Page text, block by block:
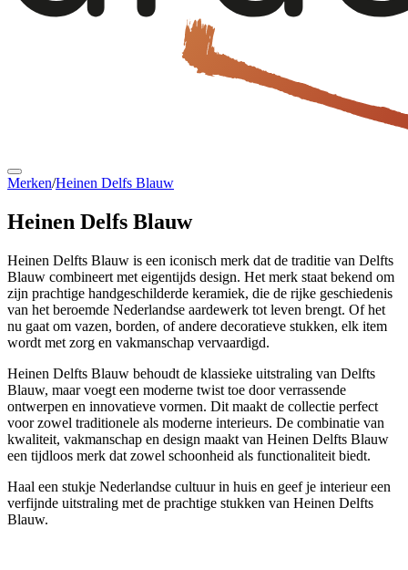
Merken/Heinen Delfs Blauw
Heinen Delfs Blauw
Heinen Delfts Blauw is een iconisch merk dat de traditie van Delfts
Blauw combineert met eigentijds design. Het merk staat bekend om
zijn prachtige handgeschilderde keramiek, die de rijke geschiedenis
van het beroemde Nederlandse aardewerk tot leven brengt. Of het
nu gaat om vazen, borden, of andere decoratieve stukken, elk item
wordt met zorg en vakmanschap vervaardigd.
Heinen Delfts Blauw behoudt de klassieke uitstraling van Delfts
Blauw, maar voegt een moderne twist toe door verrassende
ontwerpen en innovatieve vormen. Dit maakt de collectie perfect
voor zowel traditionele als moderne interieurs. De combinatie van
kwaliteit, vakmanschap en design maakt van Heinen Delfts Blauw
een tijdloos merk dat zowel schoonheid als functionaliteit biedt.
Haal een stukje Nederlandse cultuur in huis en geef je interieur een
verfijnde uitstraling met de prachtige stukken van Heinen Delfts
Blauw.